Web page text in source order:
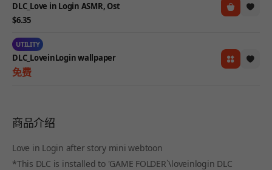
DLC_Love in Login ASMR, Ost
$6.35
UTILITY
DLC_LoveinLogin wallpaper
免费
商品介绍
Love in Login after story mini webtoon
*This DLC is installed to 'GAME FOLDER`\loveinlogin DLC